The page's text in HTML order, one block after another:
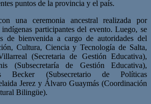
puntos de la provincia y el país.
una ceremonia ancestral realizada por
participantes del evento. Luego, se
de bienvenida a cargo de autoridades del
Cultura, Ciencia y Tecnología de Salta,
(Secretaria de Gestión Educativa),
(Subsecretaría de Gestión Educativa),
Becker (Subsecretario de Políticas
Jerez y Álvaro Guaymás (Coordinación
Bilingüe).